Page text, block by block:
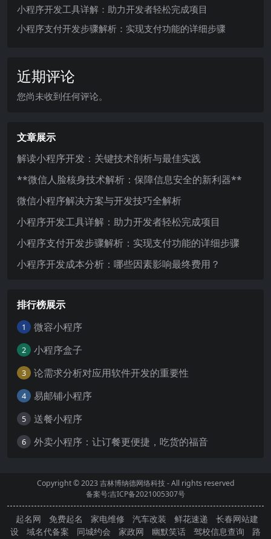
小程序开发工具详解：助力开发者轻松完成项目
小程序支付开发步骤解析：实现支付功能的详细步骤
近期评论
您尚未收到任何评论。
文章展示
解读小程序开发：关键技术剖析与最佳实践
**微信人脸核身技术解析：保障信息安全的新利器**
微信小程序解决方案与开发技巧全解析
小程序开发工具详解：助力开发者轻松完成项目
小程序支付开发步骤解析：实现支付功能的详细步骤
小程序开发成本分析：哪些因素影响最终费用？
排行榜展示
1 微容小程序
2 小程序盒子
3 论需求分析对应用软件开发的重要性
4 易邮铺小程序
5 送餐小程序
6 外卖小程序：让订餐更便捷，吃货的福音
Copyright © 2023吉林博纳德网络科技- All rights reserved
备案号:吉ICP备2021005307号
起名网 免费起名 家电维修 汽车改装 鲜花速递
长春网站建
设
域名代备案 同城约会 家政网 幽默笑话 驾校信息查询
路